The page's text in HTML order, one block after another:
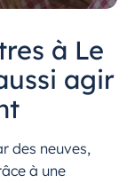
à Le
agir
des neuves,
à une